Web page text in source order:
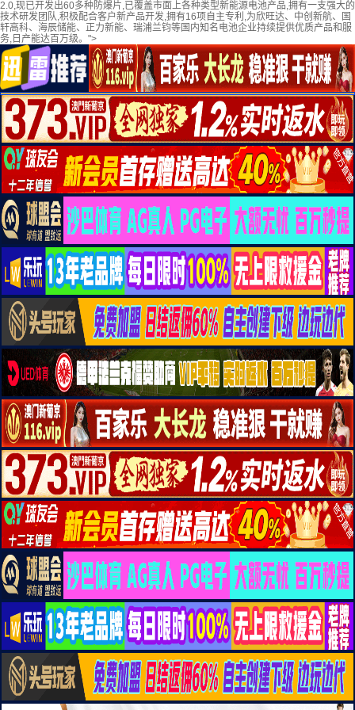
2.0,现已开发出60多种防爆片,已覆盖市面上各种类型新能源电池产品,拥有一支强大的
技术研发团队,积极配合客户新产品开发,拥有16项自主专利,为欣旺达、中创新航、国
轩高科、海辰储能、正力新能、瑞浦兰钧等国内知名电池企业持续提供优质产品和服
务,日产能达百万级。">